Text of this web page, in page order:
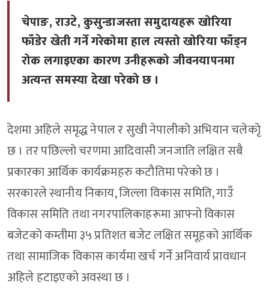
चेपाङ, राउटे, कुसुन्डाजस्ता समुदायहरू खोरिया
फाँडेर खेती गर्ने गरेकोमा हाल त्यस्तो खोरिया फाँड्न
रोक लगाइएका कारण उनीहरूको जीवनयापनमा
अत्यन्त समस्या देखा परेको छ ।
देशमा अहिले समृद्ध नेपाल र सुखी नेपालीको अभियान चलेकोृ
छ । तर पछिल्लो चरणमा आदिवासी जनजाति लक्षित सबै
प्रकारका आर्थिक कार्यक्रमहरु कटौतिमा परेको छ ।
सरकारले स्थानीय निकाय, जिल्ला विकास समिति, गाउँ
विकास समिति तथा नगरपालिकाहरूमा आफ्नो विकास
बजेटको कम्तीमा ३५ प्रतिशत बजेट लक्षित समूहको आर्थिक
तथा सामाजिक विकास कार्यमा खर्च गर्ने अनिवार्य प्रावधान
अहिले हटाइएको अवस्था छ ।